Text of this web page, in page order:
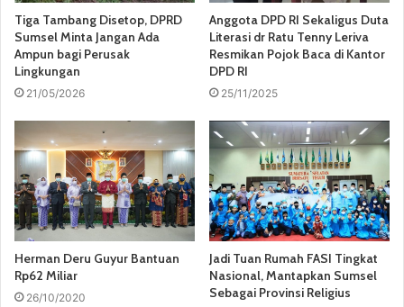
Tiga Tambang Disetop, DPRD
Sumsel Minta Jangan Ada
Ampun bagi Perusak
Lingkungan
21/05/2026
Anggota DPD RI Sekaligus Duta
Literasi dr Ratu Tenny Leriva
Resmikan Pojok Baca di Kantor
DPD RI
25/11/2025
Herman Deru Guyur Bantuan
Rp62 Miliar
26/10/2020
Jadi Tuan Rumah FASI Tingkat
Nasional, Mantapkan Sumsel
Sebagai Provinsi Religius